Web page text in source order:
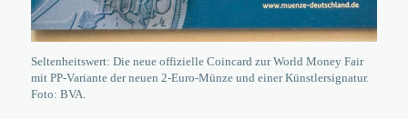
Seltenheitswert: Die neue offizielle Coincard zur World Money Fair
mit PP-Variante der neuen 2-Euro-Münze und einer Künstlersignatur.
Foto: BVA.